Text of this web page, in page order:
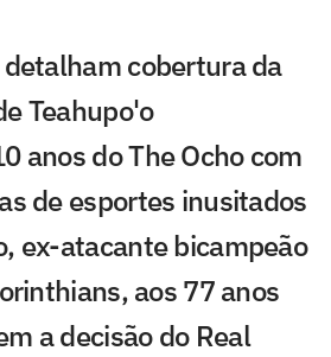
detalham cobertura da
Teahupo'o
anos do The Ocho com
de esportes inusitados
ex-atacante bicampeão
aos 77 anos
a decisão do Real